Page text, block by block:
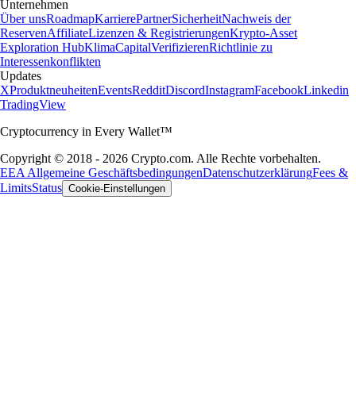
Unternehmen
Über unsRoadmapKarrierePartnerSicherheitNachweis der
ReservenAffiliateLizenzen & RegistrierungenKrypto-Asset
Exploration HubKlimaCapitalVerifizierenRichtlinie zu
Interessenkonflikten
Updates
XProduktneuheitenEventsRedditDiscordInstagramFacebookLinkedin
TradingView
Cryptocurrency in Every Wallet™
Copyright © 2018 - 2026 Crypto.com. Alle Rechte vorbehalten.
EEA Allgemeine GeschäftsbedingungenDatenschutzerklärungFees &
LimitsStatus Cookie-Einstellungen